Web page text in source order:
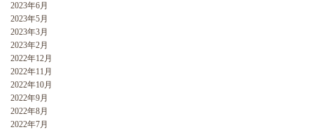
2023年6月
2023年5月
2023年3月
2023年2月
2022年12月
2022年11月
2022年10月
2022年9月
2022年8月
2022年7月